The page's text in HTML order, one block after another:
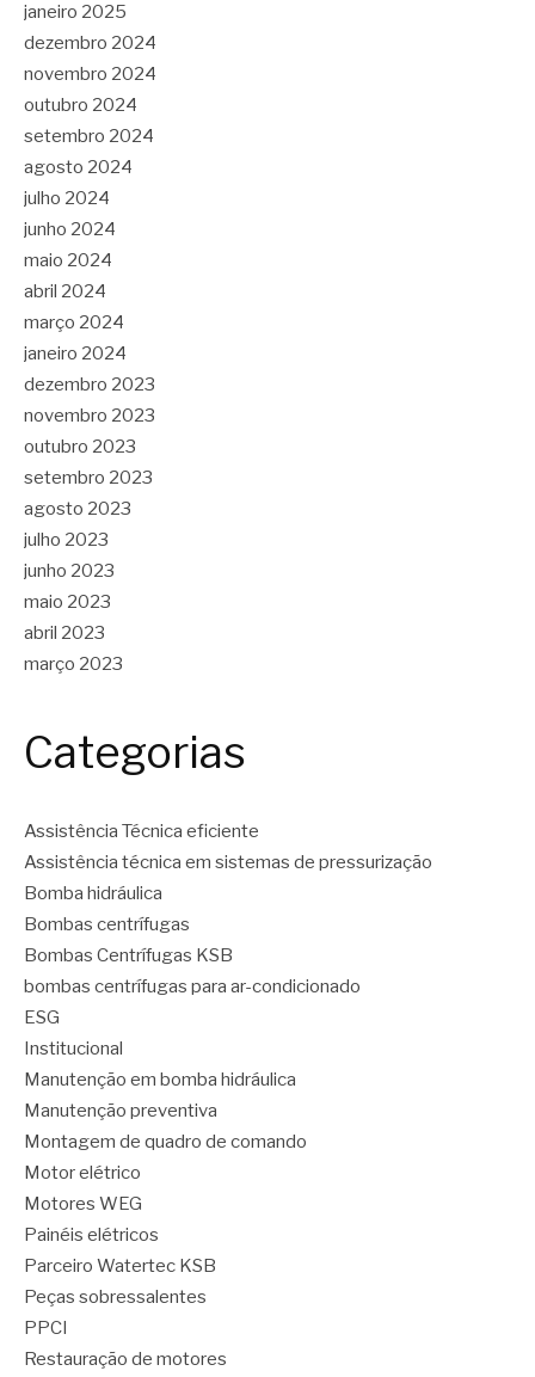
janeiro 2025
dezembro 2024
novembro 2024
outubro 2024
setembro 2024
agosto 2024
julho 2024
junho 2024
maio 2024
abril 2024
março 2024
janeiro 2024
dezembro 2023
novembro 2023
outubro 2023
setembro 2023
agosto 2023
julho 2023
junho 2023
maio 2023
abril 2023
março 2023
Categorias
Assistência Técnica eficiente
Assistência técnica em sistemas de pressurização
Bomba hidráulica
Bombas centrífugas
Bombas Centrífugas KSB
bombas centrífugas para ar-condicionado
ESG
Institucional
Manutenção em bomba hidráulica
Manutenção preventiva
Montagem de quadro de comando
Motor elétrico
Motores WEG
Painéis elétricos
Parceiro Watertec KSB
Peças sobressalentes
PPCI
Restauração de motores